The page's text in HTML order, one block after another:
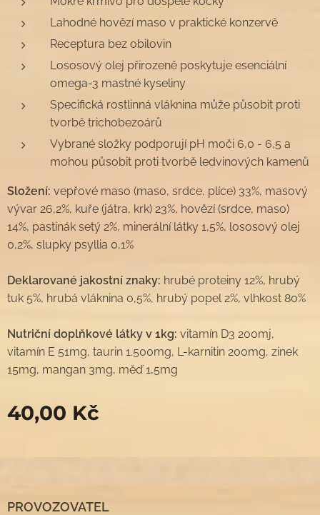
Lahodné hovězí maso v praktické konzervě
Receptura bez obilovin
Lososový olej přirozeně poskytuje esenciální
omega-3 mastné kyseliny
Specifická rostlinná vláknina může působit proti
tvorbě trichobezoárů
Vybrané složky podporují pH moči 6,0 - 6,5 a
mohou působit proti tvorbě ledvinových kamenů
Složení: vepřové maso (maso, srdce, plíce) 33%, masový
vývar 26,2%, kuře (játra, krk) 23%, hovězí (srdce, maso)
14%, pastinák setý 2%, minerální látky 1,5%, lososový olej
0,2%, slupky psyllia 0,1%
Deklarované jakostní znaky: hrubé proteiny 12%, hrubý
tuk 5%, hrubá vláknina 0,5%, hrubý popel 2%, vlhkost 80%
Nutriční doplňkové látky v 1kg: vitamín D3 200mj,
vitamín E 51mg, taurin 1.500mg, L-karnitin 200mg, zinek
15mg, mangan 3mg, měď 1,5mg
40,00 Kč
PROVOZOVATEL